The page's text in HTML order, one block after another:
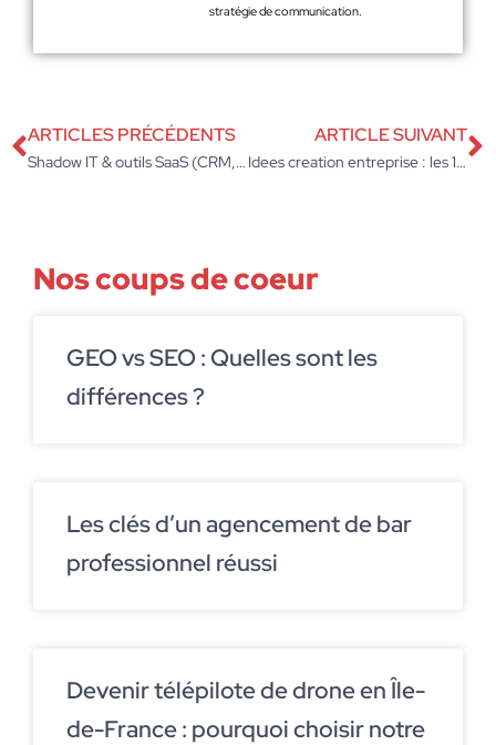
stratégie de communication.
ARTICLES PRÉCÉDENTS
Shadow IT & outils SaaS (CRM, e-mailing, IA, drive) : comment réduire le risque sans freiner les équipes marketing
ARTICLE SUIVANT
Idees creation entreprise : les 10 options rentables pour petit budget
Nos coups de coeur
GEO vs SEO : Quelles sont les
différences ?
Les clés d’un agencement de bar
professionnel réussi
Devenir télépilote de drone en Île-
de-France : pourquoi choisir notre